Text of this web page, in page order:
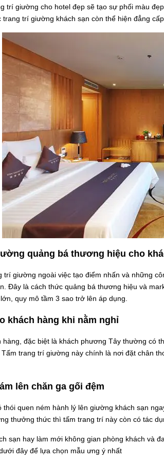
trí giường cho hotel đẹp sẽ tạo sự phối màu
trí giường khách sạn còn thể hiện đẳng
quảng bá thương hiệu cho
trí giường ngoài việc tạo điểm nhấn và những
Đây là cách thức quảng bá thương hiệu và
quy mô tầm 3 sao trở lên áp dụng.
khách hàng khi nằm nghỉ
đặc biệt là khách phương Tây thường có
trang trí giường này chính là nơi đặt chân
lên chăn ga gối đệm
thói quen ném hành lý lên giường khách sạn
thưởng thức thì tấm trang trí này còn có tác
sạn hay làm mới không gian phòng khách và
đây để lựa chọn mẫu ưng ý nhất